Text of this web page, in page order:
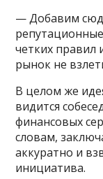
— Добавим
четких правил
рынок не
В целом же
видится
финансовых
словам,
аккуратно и
инициатива.